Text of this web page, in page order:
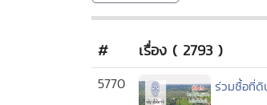
# เรื่อง ( 2793 )
5770 ร่วมซื้อที่ดิ